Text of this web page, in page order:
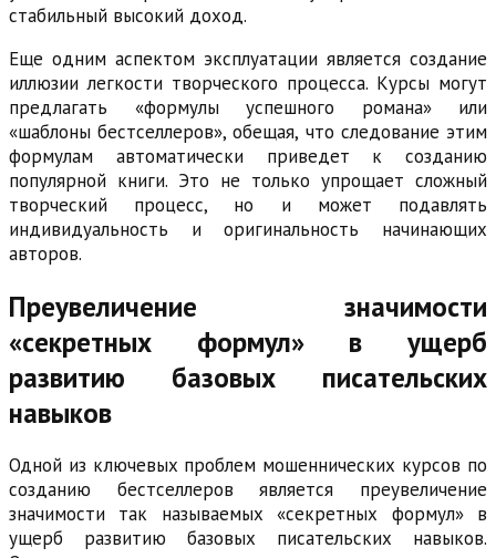
стабильный высокий доход.
Еще одним аспектом эксплуатации является создание
иллюзии легкости творческого процесса. Курсы могут
предлагать «формулы успешного романа» или
«шаблоны бестселлеров», обещая, что следование этим
формулам автоматически приведет к созданию
популярной книги. Это не только упрощает сложный
творческий процесс, но и может подавлять
индивидуальность и оригинальность начинающих
авторов.
Преувеличение значимости
«секретных формул» в ущерб
развитию базовых писательских
навыков
Одной из ключевых проблем мошеннических курсов по
созданию бестселлеров является преувеличение
значимости так называемых «секретных формул» в
ущерб развитию базовых писательских навыков.